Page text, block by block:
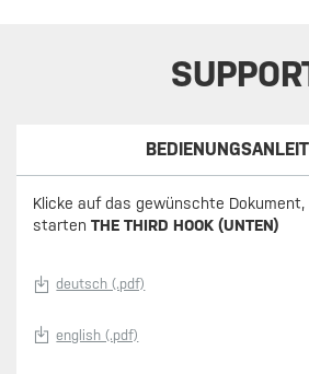
Klicke auf das gewünschte Dokument,
starten THE THIRD HOOK (UNTEN)
deutsch (.pdf)
english (.pdf)